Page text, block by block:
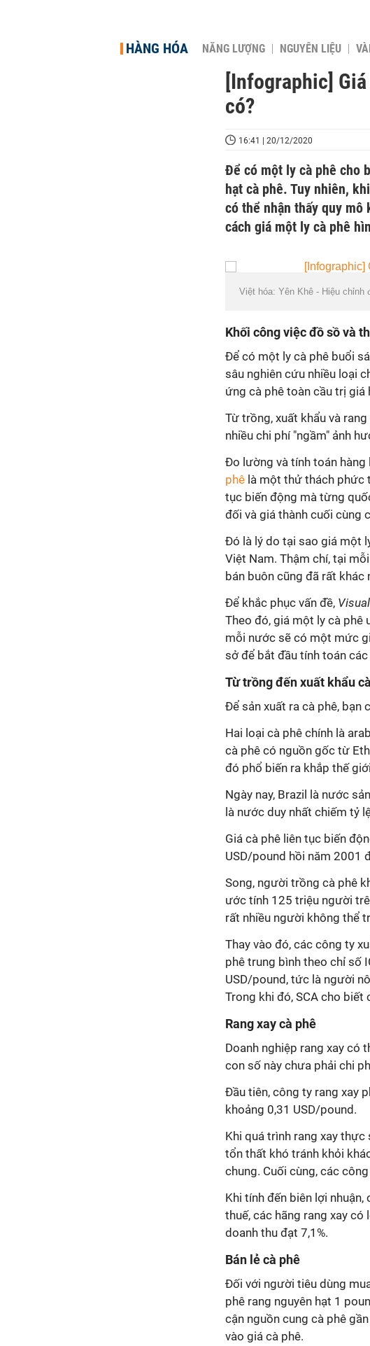
HÀNG HÓA NĂNG LƯỢNG NGUYÊN LIỆU
[Infographic]
có?
16:41 | 20/12/2020
Để có một ly cà phê cho
hạt cà phê. Tuy nhiên,
có thể nhận thấy quy mô
cách giá một ly cà phê
Việt hóa: Yên Khê - Hiệu chỉnh
Khối công việc đồ sồ và
Để có một ly cà phê buổi
sâu nghiên cứu nhiều loại
ứng cà phê toàn cầu trị giá
Từ trồng, xuất khẩu và
nhiều chi phí "ngầm" ảnh
Đo lường và tính toán hàng
phê là một thử thách phức
tục biến động mà từng
đối và giá thành cuối cùng
Đó là lý do tại sao giá một
Việt Nam. Thậm chí, tại
bán buôn cũng đã rất khác
Để khắc phục vấn đề,
Theo đó, giá một ly cà phê
mỗi nước sẽ có một mức
sở để bắt đầu tính toán
Từ trồng đến xuất khẩu
Để sản xuất ra cà phê, bạn
Hai loại cà phê chính là
cà phê có nguồn gốc từ
đó phổ biến ra khắp thế
Ngày nay, Brazil là nước
là nước duy nhất chiếm tỷ
Giá cà phê liên tục biến
USD/pound hồi năm 2001
Song, người trồng cà phê
ước tính 125 triệu người
rất nhiều người không thể
Thay vào đó, các công ty
phê trung bình theo chỉ số
USD/pound, tức là người
Trong khi đó, SCA cho biết
Rang xay cà phê
Doanh nghiệp rang xay có
con số này chưa phải chi
Đầu tiên, công ty rang xay
khoảng 0,31 USD/pound.
Khi quá trình rang xay
tổn thất khó tránh khỏi
chung. Cuối cùng, các
Khi tính đến biên lợi
thuế, các hãng rang xay
doanh thu đạt 7,1%.
Bán lẻ cà phê
Đối với người tiêu dùng
phê rang nguyên hạt 1
cận nguồn cung cà phê
vào giá cà phê.